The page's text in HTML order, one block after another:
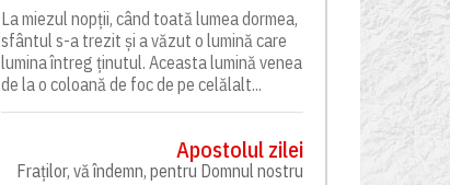
La miezul nopții, când toată lumea dormea,
sfântul s-a trezit și a văzut o lumină care
lumina întreg ținutul. Aceasta lumină venea
de la o coloană de foc de pe celălalt...
Apostolul zilei
Fraților, vă îndemn, pentru Domnul nostru